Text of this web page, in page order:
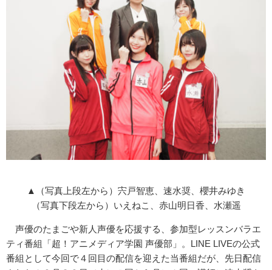
▲（写真上段左から）宍戸智恵、速水奨、櫻井みゆき
（写真下段左から）いえねこ、赤山明日香、水瀬遥
声優のたまごや新人声優を応援する、参加型レッスンバラエ
ティ番組「超！アニメディア学園 声優部」。LINE LIVEの公式
番組として今回で４回目の配信を迎えた当番組だが、先日配信